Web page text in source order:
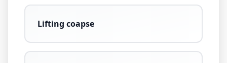
Lifting coapse